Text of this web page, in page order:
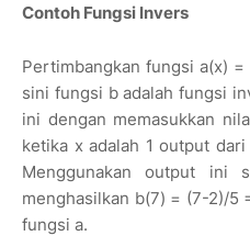
Contoh Fungsi Invers
Pertimbangkan fungsi a(x)
sini fungsi b adalah fungsi
ini dengan memasukkan
ketika x adalah 1 output
Menggunakan output ini
menghasilkan b(7) = (7-2)/5
fungsi a.